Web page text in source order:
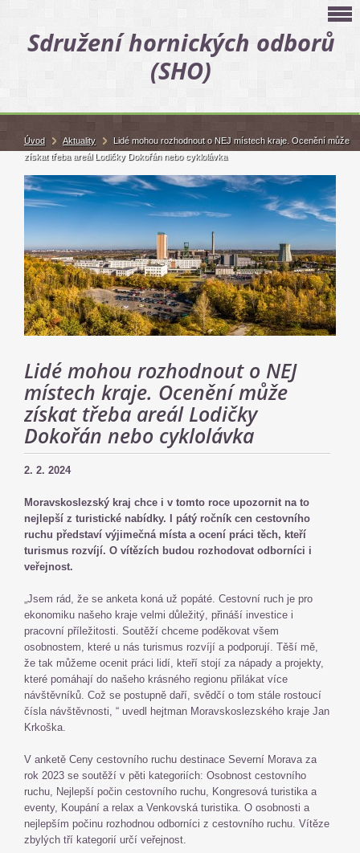
Sdružení hornických odborů
(SHO)
Lidé mohou rozhodnout o NEJ
místech kraje. Ocenění může
získat třeba areál Lodičky
Dokořán nebo cyklolávka
2. 2. 2024
Moravskoslezský kraj chce i v tomto roce upozornit na to
nejlepší z turistické nabídky. I pátý ročník cen cestovního
ruchu představí výjimečná místa a ocení práci těch, kteří
turismus rozvíjí. O vítězích budou rozhodovat odborníci i
veřejnost.
„Jsem rád, že se anketa koná už popáté. Cestovní ruch je pro
ekonomiku našeho kraje velmi důležitý, přináší investice i
pracovní příležitosti. Soutěží chceme poděkovat všem
osobnostem, které u nás turismus rozvíjí a podporují. Těší mě,
že tak můžeme ocenit práci lidí, kteří stojí za nápady a projekty,
které pomáhají do našeho krásného regionu přilákat více
návštěvníků. Což se postupně daří, svědčí o tom stále rostoucí
čísla návštěvnosti, “ uvedl hejtman Moravskoslezského kraje Jan
Krkoška.
​V anketě Ceny cestovního ruchu destinace Severní Morava za
rok 2023 se soutěží v pěti kategoriích: Osobnost cestovního
ruchu, Nejlepší počin cestovního ruchu, Kongresová turistika a
eventy, Koupání a relax a Venkovská turistika. O osobnosti a
nejlepším počinu rozhodnou odborníci z cestovního ruchu. Vítěze
zbylých tří kategorií určí veřejnost.
Úvod Aktuality
Lidé mohou rozhodnout o NEJ místech kraje. Ocenění může
získat třeba areál Lodičky Dokořán nebo cyklolávka